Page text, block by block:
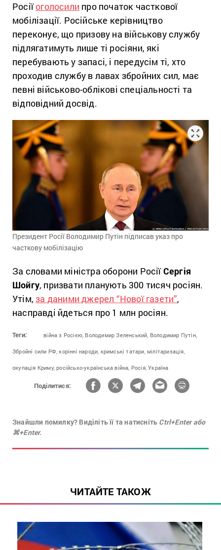
Росіїоголосили про початок часткової
мобілізації. Російське керівництво
переконує, що призову на військову службу
підлягатимуть лише ті росіяни, які
перебувають у запасі, і передусім ті, хто
проходив службу в лавах збройних сил, має
певні військово-облікові спеціальності та
відповідний досвід.
Президент Росії Володимир Путін підписав указ про
часткову мобілізацію
За словами міністра оборони РосіїСергія
Шойгу, призвати планують 300 тисяч росіян.
Утім,за даними джерел “Нової газети”,
насправді йдеться про 1 млн росіян.
Теги: війна з Росією, Володимир Зеленський, Володимир Путін,
Збройні сили РФ, корінні народи, кримські татари, мілітаризація,
окупація Криму, російсько-українська війна, Росія, Україна
Поділитися:
Знайшли помилку? Виділіть її та натисніть Ctrl+Enter або
⌘+Enter.
ЧИТАЙТЕ ТАКОЖ